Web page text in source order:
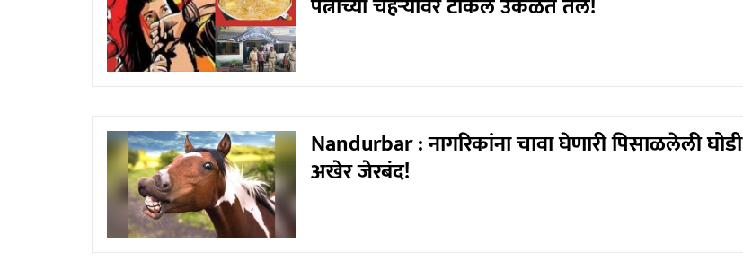
पत्नीच्या चेहऱ्यावर टाकले उकळते तेल!
Nandurbar : नागरिकांना चावा घेणारी पिसाळलेली घोडी
अखेर जेरबंद!